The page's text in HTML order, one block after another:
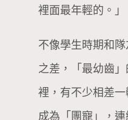
裡面最年輕的。」
不像學生時期和
之差，「最幼齒
裡，有不少相差
成為「團寵」，連